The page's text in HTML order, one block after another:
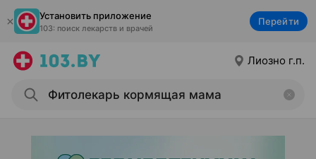
Установить приложение
103: поиск лекарств и врачей
Перейти
Лиозно г.п.